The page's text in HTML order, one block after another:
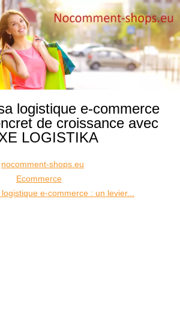
logistique e-commerce
de croissance avec
LOGISTIKA
nocomment-shops.eu
Ecommerce
e-commerce : un levier...